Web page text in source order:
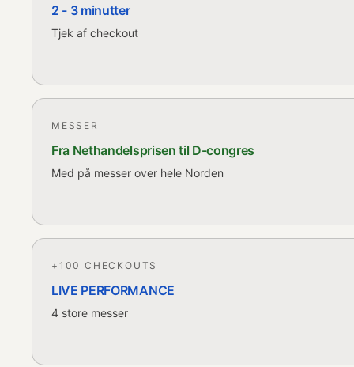
2 - 3 minutter
Tjek af checkout
MESSER
Fra Nethandelsprisen til D-congres
Med på messer over hele Norden
+100 CHECKOUTS
LIVE PERFORMANCE
4 store messer